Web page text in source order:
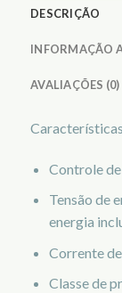
DESCRIÇÃO
INFORMAÇÃO
AVALIAÇÕES (0)
Controle
Tensão de
energia
Corrente
Classe de